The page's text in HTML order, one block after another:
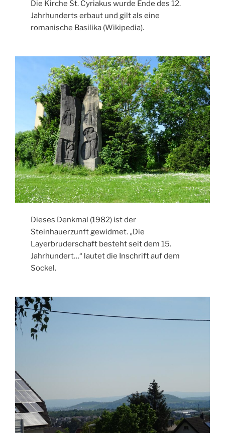
Die Kirche St. Cyriakus wurde Ende des 12.
Jahrhunderts erbaut und gilt als eine
romanische Basilika (Wikipedia).
Dieses Denkmal (1982) ist der
Steinhauerzunft gewidmet. „Die
Layerbruderschaft besteht seit dem 15.
Jahrhundert…“ lautet die Inschrift auf dem
Sockel.